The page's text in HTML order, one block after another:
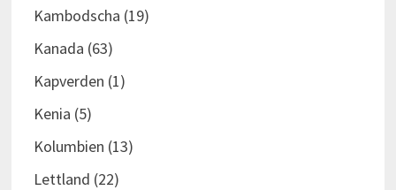
Kambodscha (19)
Kanada (63)
Kapverden (1)
Kenia (5)
Kolumbien (13)
Lettland (22)